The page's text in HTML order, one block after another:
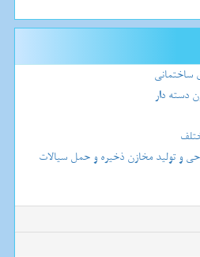
ساختمانی
دسته دار
و تولید مخازن ذخیره و حمل سیالات